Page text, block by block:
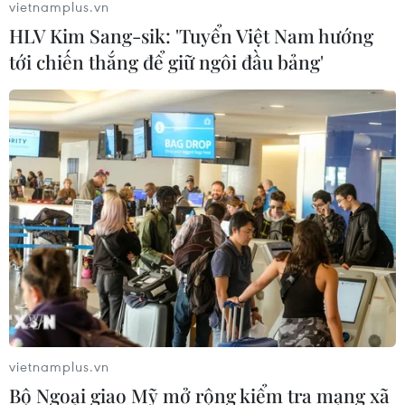
Mexico triển khai hàng nghìn binh sỹ
bảo vệ các vùng trồng bơ trọng điểm
07/08/2026 00:09
Mỹ: Lãi suất thế chấp tăng lên mức
cao nhất kể từ tháng Bảy năm ngoái
07/08/2026 00:05
Chứng khoán Mỹ rời đỉnh khi giá
năng lượng leo thang
vietnamplus.vn
HLV Kim Sang-sik: 'Tuyển Việt Nam hướng
tới chiến thắng để giữ ngôi đầu bảng'
vietnamplus.vn
Bộ Ngoại giao Mỹ mở rộng kiểm tra mạng xã